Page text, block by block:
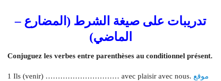
تدريبات على صيغة الشرط (المضارع –
الماضي)
Conjuguez les verbes entre parenthèses au conditionnel présent.
1 Ils (venir) ………………………… avec plaisir avec nous. موقع